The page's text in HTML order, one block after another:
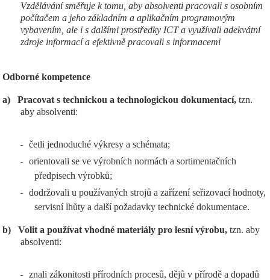
Vzdělávání směřuje k tomu, aby absolventi pracovali s osobním
počítačem a jeho základním a aplikačním programovým
vybavením, ale i s dalšími prostředky ICT a využívali adekvátní
zdroje informací a efektivně pracovali s informacemi
Odborné kompetence
a) Pracovat s technickou a technologickou dokumentací, tzn.
aby absolventi:
- četli jednoduché výkresy a schémata;
-
orientovali se ve výrobních normách a sortimentačních
předpisech výrobků;
-
dodržovali u používaných strojů a zařízení seřizovací hodnoty,
servisní lhůty a další požadavky technické dokumentace.
b) Volit a používat vhodné materiály pro lesní výrobu, tzn. aby
absolventi:
-
znali zákonitosti přírodních procesů, dějů v přírodě a dopadů